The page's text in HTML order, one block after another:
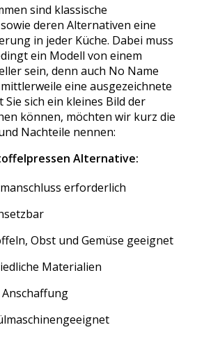
sind klassische
deren Alternativen eine
in jeder Küche. Dabei muss
ein Modell von einem
sein, denn auch No Name
eine ausgezeichnete
Sie sich ein kleines Bild der
können, möchten wir kurz die
Nachteile nennen:
Alternative:
erforderlich
Obst und Gemüse geeignet
Materialien